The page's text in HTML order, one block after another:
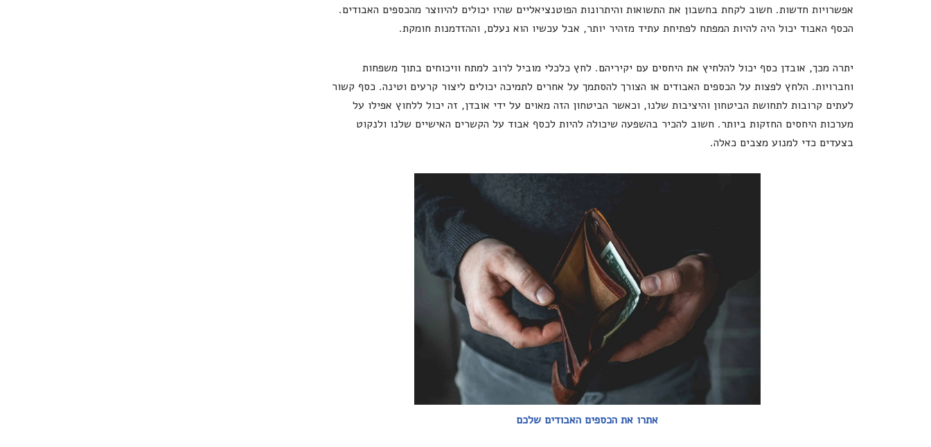
אפשרויות חדשות. חשוב לקחת בחשבון את התשואות והיתרונות הפוטנציאליים שהיו יכולים להיווצר מהכספים האבודים.
הכסף האבוד יכול היה להיות המפתח לפתיחת עתיד מזהיר יותר, אבל עכשיו הוא נעלם, וההזדמנות חומקת.
יתרה מכך, אובדן כסף יכול להלחיץ את היחסים עם יקיריהם. לחץ כלכלי מוביל לרוב למתח וויכוחים בתוך משפחות
וחברויות. הלחץ לפצות על הכספים האבודים או הצורך להסתמך על אחרים לתמיכה יכולים ליצור קרעים וטינה. כסף קשור
לעתים קרובות לתחושת הביטחון והיציבות שלנו, וכאשר הביטחון הזה מאוים על ידי אובדן, זה יכול ללחוץ אפילו על
מערכות היחסים החזקות ביותר. חשוב להכיר בהשפעה שיכולה להיות לכסף אבוד על הקשרים האישיים שלנו ולנקוט
בצעדים כדי למנוע מצבים כאלה.
אתרו את הכספים האבודים שלכם